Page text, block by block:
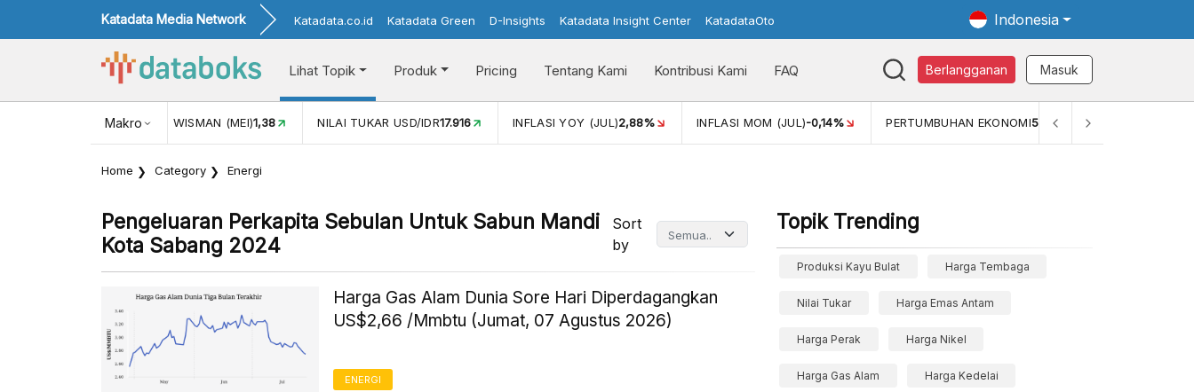
Katadata Media Network Katadata.co.id Katadata Green D-Insights Katadata Insight Center KatadataOto Indonesia
Lihat Topik Produk Pricing Tentang Kami Kontribusi Kami FAQ Berlangganan Masuk
Makro
KUNJUNGAN WISMAN (MEI) 1,38 NILAI TUKAR USD/IDR17.916 INFLASI YOY (JUL)2,88% INFLASI MOM (JUL) -0,14% PERTUMBUHAN EKONOMI5,11% PERTUMBUHAN EKONOMI
Home Category Energi
Pengeluaran Perkapita Sebulan Untuk Sabun Mandi
Kota Sabang 2024
Sort
by
Harga Gas Alam Dunia Sore Hari Diperdagangkan
US$2,66 /Mmbtu (Jumat, 07 Agustus 2026)
ENERGI
Topik Trending
Produksi Kayu Bulat Harga Tembaga
Nilai Tukar Harga Emas Antam
Harga Perak Harga Nikel
Harga Gas Alam Harga Kedelai